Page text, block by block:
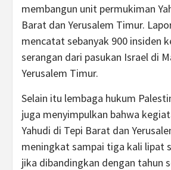
membangun unit permukiman
Barat dan Yerusalem Timur.
mencatat sebanyak 900 insiden
serangan dari pasukan Israel di
Yerusalem Timur.
Selain itu lembaga hukum
juga menyimpulkan bahwa
Yahudi di Tepi Barat dan
meningkat sampai tiga kali lipat
jika dibandingkan dengan tahun